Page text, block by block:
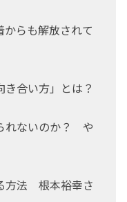
からも解放されて
き合い方」とは？
れないのか？ や
方法 根本裕幸さ